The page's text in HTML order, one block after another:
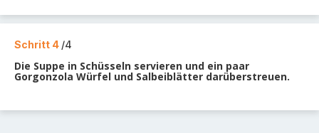
Schritt 4 /4
Die Suppe in Schüsseln servieren und ein paar
Gorgonzola Würfel und Salbeiblätter darüberstreuen.